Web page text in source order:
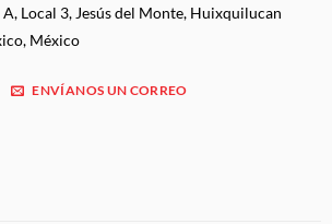
Local 3, Jesús del Monte, Huixquilucan
México
ENVÍANOS UN CORREO